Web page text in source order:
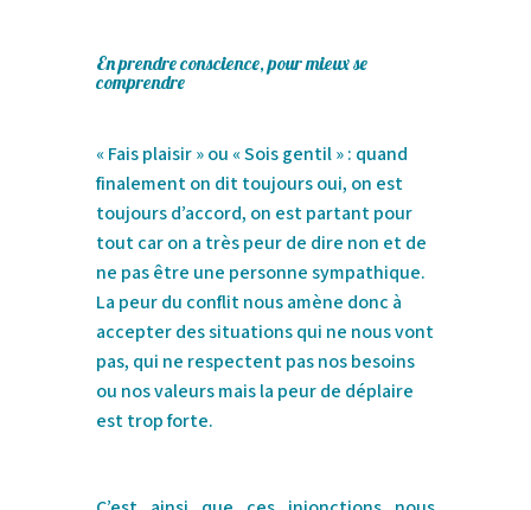
En prendre conscience, pour mieux se
comprendre
« Fais plaisir » ou « Sois gentil » : quand
finalement on dit toujours oui, on est
toujours d’accord, on est partant pour
tout car on a très peur de dire non et de
ne pas être une personne sympathique.
La peur du conflit nous amène donc à
accepter des situations qui ne nous vont
pas, qui ne respectent pas nos besoins
ou nos valeurs mais la peur de déplaire
est trop forte.